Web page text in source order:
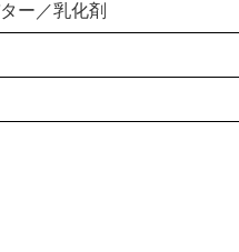
ー／乳化剤